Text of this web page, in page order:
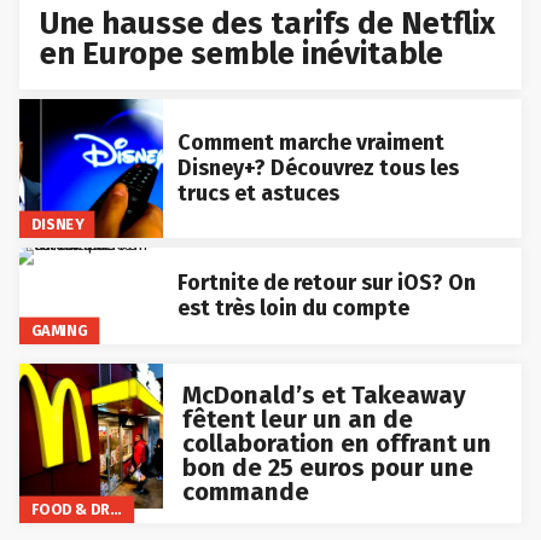
Une hausse des tarifs de Netflix
en Europe semble inévitable
DISNEY
Comment marche vraiment
Disney+? Découvrez tous les
trucs et astuces
GAMING
Fortnite de retour sur iOS? On
est très loin du compte
FOOD & DRINKS
McDonald’s et Takeaway
fêtent leur un an de
collaboration en offrant un
bon de 25 euros pour une
commande